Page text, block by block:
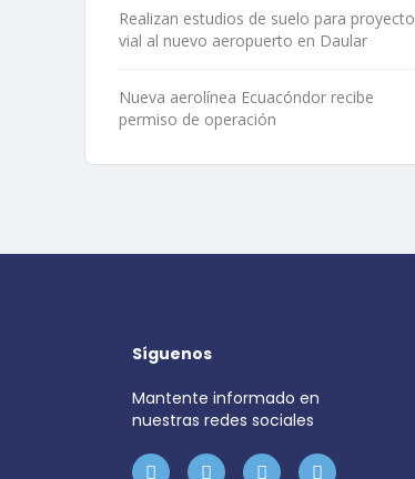
Realizan estudios de suelo para proyecto
vial al nuevo aeropuerto en Daular
Nueva aerolínea Ecuacóndor recibe
permiso de operación
Síguenos
Mantente informado en
nuestras redes sociales